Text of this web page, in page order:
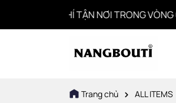
TẬN NƠI TRONG VÒNG 60 NGÀY
Trang chủ ALL ITEMS